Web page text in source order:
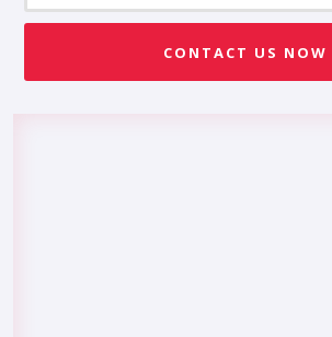
CONTACT US NOW